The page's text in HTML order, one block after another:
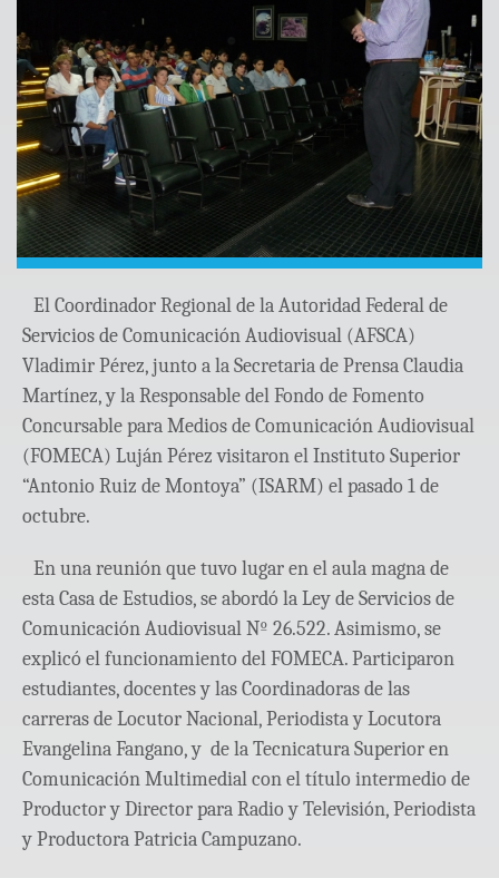
El Coordinador Regional de la Autoridad Federal de
Servicios de Comunicación Audiovisual (AFSCA)
Vladimir Pérez, junto a la Secretaria de Prensa Claudia
Martínez, y la Responsable del Fondo de Fomento
Concursable para Medios de Comunicación Audiovisual
(FOMECA) Luján Pérez visitaron el Instituto Superior
“Antonio Ruiz de Montoya” (ISARM) el pasado 1 de
octubre.
En una reunión que tuvo lugar en el aula magna de
esta Casa de Estudios, se abordó la Ley de Servicios de
Comunicación Audiovisual Nº 26.522. Asimismo, se
explicó el funcionamiento del FOMECA. Participaron
estudiantes, docentes y las Coordinadoras de las
carreras de Locutor Nacional, Periodista y Locutora
Evangelina Fangano, y de la Tecnicatura Superior en
Comunicación Multimedial con el título intermedio de
Productor y Director para Radio y Televisión, Periodista
y Productora Patricia Campuzano.